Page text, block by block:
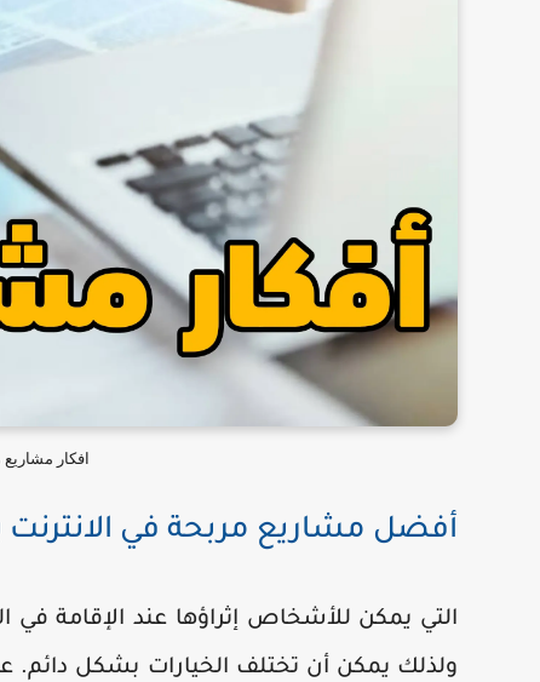
افكار
أفضل مشاريع مربحة في
التي يمكن للأشخاص إثراؤها عند الإقامة
ولذلك يمكن أن تختلف الخيارات بشكل دائم.